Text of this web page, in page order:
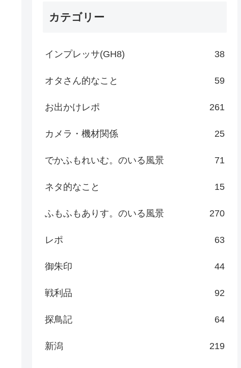
カテゴリー
インプレッサ(GH8) 38
オタさん的なこと 59
お出かけレポ 261
カメラ・機材関係 25
でかふもれいむ。のいる風景 71
ネタ的なこと 15
ふもふもありす。のいる風景 270
レポ 63
御朱印 44
戦利品 92
探鳥記 64
新潟 219